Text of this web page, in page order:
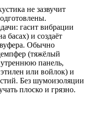
не зазвучит
гасит вибрации
басах) и создаёт
Обычно
(тяжёлый
панель,
или войлок) и
Без шумоизоляции
плоско и грязно.